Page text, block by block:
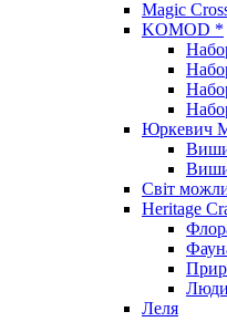
Magic
KOMOD *
Юркевич
Світ
Heritage
Люди
Леля